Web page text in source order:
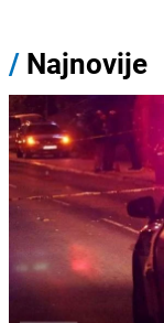
/ Najnovije